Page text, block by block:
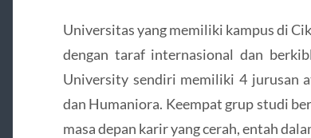
Universitas yang memiliki kampus di
dengan taraf internasional dan
University sendiri memiliki 4 jurusan
dan Humaniora. Keempat grup studi
masa depan karir yang cerah, entah